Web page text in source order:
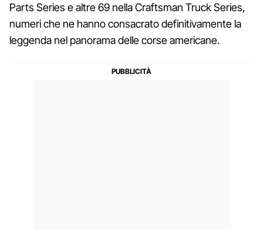
Parts Series e altre 69 nella Craftsman Truck Series,
numeri che ne hanno consacrato definitivamente la
leggenda nel panorama delle corse americane.